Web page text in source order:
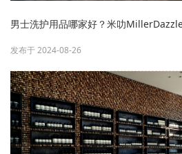
男士洗护用品哪家好？米叻
发布于 2024-08-26